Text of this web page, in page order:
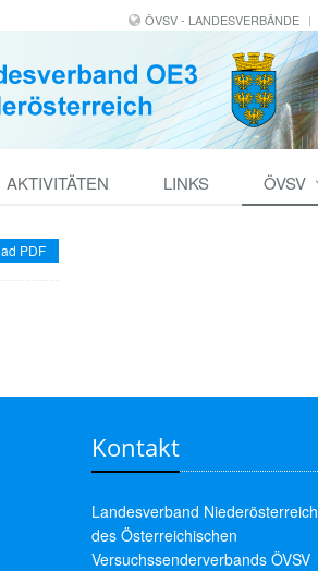
ÖVSV - LANDESVERBÄNDE
AKTIVITÄTEN LINKS ÖVSV
PDF
Kontakt
Landesverband Niederösterreich
des Österreichischen
Versuchssenderverbands ÖVSV